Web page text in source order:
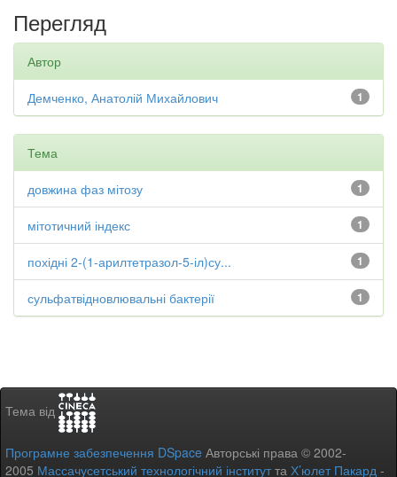
Перегляд
Автор
1
Демченко, Анатолій Михайлович
Тема
1
довжина фаз мітозу
1
мітотичний індекс
1
похідні 2-(1-арилтетразол-5-іл)су...
1
сульфатвідновлювальні бактерії
Тема від
Програмне забезпечення DSpace Авторські права © 2002-
2005 Массачусетський технологічний інститутта Х’юлет Пакард -